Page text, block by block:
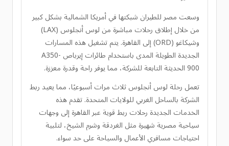
وسعت مصر للطيران شبكتها في أمريكا الشمالية بشكل كبير
من خلال إطلاق رحلات مباشرة من لوس أنجلوس (LAX)
وشيكاغو (ORD) إلى القاهرة. يتم تشغيل هذه المسارات
الجديدة الطويلة المدى باستخدام طائرات إيرباص A350-
900 الحديثة التابعة للشركة، مما يوفر راحة وقدرة معززة.
تعمل رحلة لوس أنجلوس ثلاث مرات أسبوعيًا، مما يعيد ربط
الشركة بالساحل الغربي للولايات المتحدة. تقدم هذه
الخدمات الجديدة رحلات ربط قوية عبر القاهرة إلى وجهات
سياحية مصرية شهيرة مثل الغردقة وشرم الشيخ، لتلبية
احتياجات مسافري الأعمال والسياحة على حد سواء.